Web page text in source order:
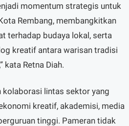
momentum strategis untuk
Rembang, membangkitkan
terhadap budaya lokal, serta
kreatif antara warisan tradisi
kata Retna Diah.
kolaborasi lintas sektor yang
kreatif, akademisi, media
tinggi. Pameran tidak